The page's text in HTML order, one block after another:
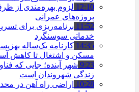
12:10 لزوم بهره‌مندی از
پروژه‌های عمرانی
11:52 برنامه‌ریزی برای
خدماتی سوسنگرد
14:35 کارنامه یک‌ساله
مسکن و اشتغال تا کاهش
9:23 شهر آینده؛ جایی که
زندگی شهروندان است
10:28 اراضی راه آهن در